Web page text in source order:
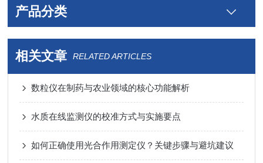
产品分类
相关文章 RELATED ARTICLES
数粒仪在制药与农业领域的核心功能解析
水质在线监测仪的校准方式与实施要点
如何正确使用光合作用测定仪？关键步骤与避坑建议